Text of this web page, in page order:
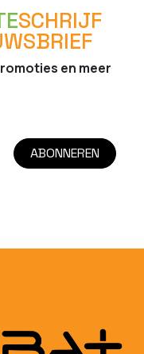
SCHRIJF
en meer
ABONNEREN